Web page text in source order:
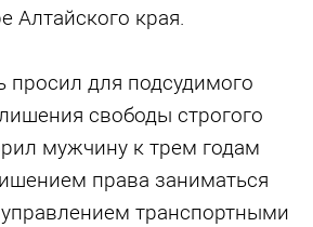
Алтайского края.
просил для подсудимого
свободы строгого
мужчину к трем годам
права заниматься
транспортными